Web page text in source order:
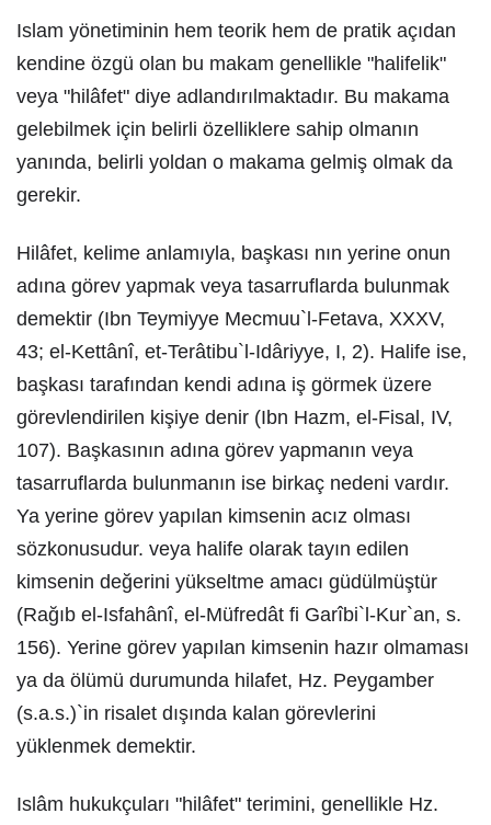
Islam yönetiminin hem teorik hem de pratik açıdan
kendine özgü olan bu makam genellikle "halifelik"
veya "hilâfet" diye adlandırılmaktadır. Bu makama
gelebilmek için belirli özelliklere sahip olmanın
yanında, belirli yoldan o makama gelmiş olmak da
gerekir.
Hilâfet, kelime anlamıyla, başkası nın yerine onun
adına görev yapmak veya tasarruflarda bulunmak
demektir (Ibn Teymiyye Mecmuu`l-Fetava, XXXV,
43; el-Kettânî, et-Terâtibu`l-Idâriyye, I, 2). Halife ise,
başkası tarafından kendi adına iş görmek üzere
görevlendirilen kişiye denir (Ibn Hazm, el-Fisal, IV,
107). Başkasının adına görev yapmanın veya
tasarruflarda bulunmanın ise birkaç nedeni vardır.
Ya yerine görev yapılan kimsenin acız olması
sözkonusudur. veya halife olarak tayın edilen
kimsenin değerini yükseltme amacı güdülmüştür
(Rağıb el-Isfahânî, el-Müfredât fi Garîbi`l-Kur`an, s.
156). Yerine görev yapılan kimsenin hazır olmaması
ya da ölümü durumunda hilafet, Hz. Peygamber
(s.a.s.)`in risalet dışında kalan görevlerini
yüklenmek demektir.
Islâm hukukçuları "hilâfet" terimini, genellikle Hz.